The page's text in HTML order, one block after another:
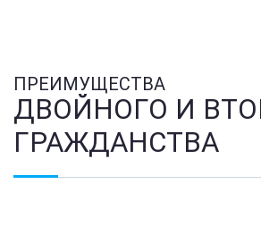
ПРЕИМУЩЕСТВА
ДВОЙНОГО И
ГРАЖДАНСТВА